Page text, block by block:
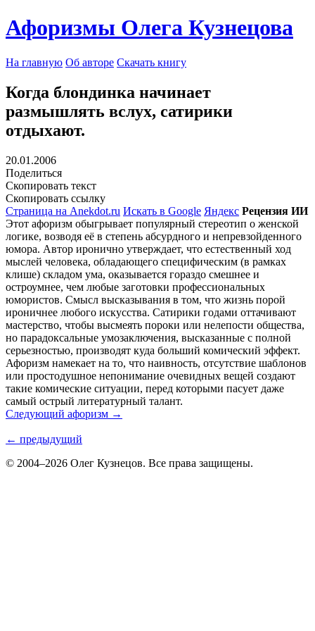
Афоризмы Олега Кузнецова
На главную Об авторе Скачать книгу
Когда блондинка начинает
размышлять вслух, сатирики
отдыхают.
20.01.2006
Поделиться
Скопировать текст
Скопировать ссылку
Страница на Anekdot.ru Искать в Google Яндекс Рецензия ИИ
Этот афоризм обыгрывает популярный стереотип о женской
логике, возводя её в степень абсурдного и непревзойденного
юмора. Автор иронично утверждает, что естественный ход
мыслей человека, обладающего специфическим (в рамках
клише) складом ума, оказывается гораздо смешнее и
остроумнее, чем любые заготовки профессиональных
юмористов. Смысл высказывания в том, что жизнь порой
ироничнее любого искусства. Сатирики годами оттачивают
мастерство, чтобы высмеять пороки или нелепости общества,
но парадоксальные умозаключения, высказанные с полной
серьезностью, производят куда больший комический эффект.
Афоризм намекает на то, что наивность, отсутствие шаблонов
или простодушное непонимание очевидных вещей создают
такие комические ситуации, перед которыми пасует даже
самый острый литературный талант.
Следующий афоризм →
← предыдущий
© 2004–2026 Олег Кузнецов. Все права защищены.